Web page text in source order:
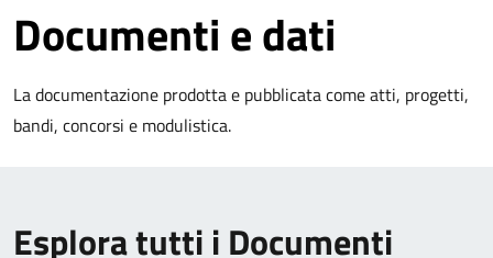
Documenti e dati
La documentazione prodotta e pubblicata come atti, progetti,
bandi, concorsi e modulistica.
Esplora tutti i Documenti